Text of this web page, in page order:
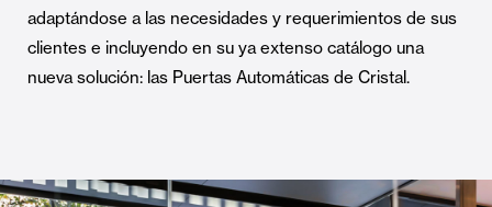
adaptándose a las necesidades y requerimientos de sus
clientes e incluyendo en su ya extenso catálogo una
nueva solución: las Puertas Automáticas de Cristal.